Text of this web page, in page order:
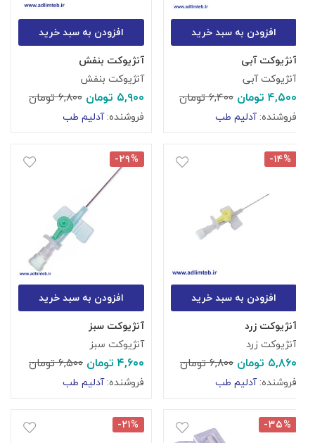
افزودن به سبد خرید
آنژیوکت آبی
آنژیوکت آبی
۴,۵۰۰ تومان۶,۴۰۰تومان
فروشنده:آدلیم طب
افزودن به سبد خرید
آنژیوکت بنفش
آنژیوکت بنفش
۵,۹۰۰ تومان۶,۸۰۰تومان
فروشنده:آدلیم طب
افزودن به سبد خرید
-۱۴%
آنژیوکت زرد
آنژیوکت زرد
۵,۸۶۰تومان۶,۸۰۰تومان
فروشنده:آدلیم طب
افزودن به سبد خرید
-۲۹%
آنژیوکت سبز
آنژیوکت سبز
۴,۶۰۰ تومان۶,۵۰۰تومان
فروشنده:آدلیم طب
-۳۵% -۲۱%